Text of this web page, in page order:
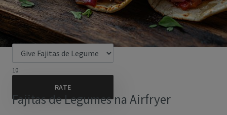
10
Fajitas de Legumes na Airfryer